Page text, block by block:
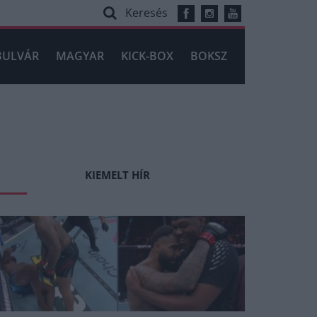
Keresés
MAGYAR KICK-BOX BOKSZ
KIEMELT HÍR